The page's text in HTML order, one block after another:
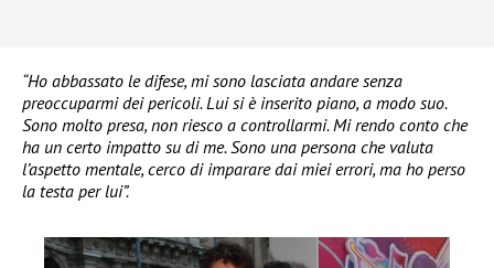
“Ho abbassato le difese, mi sono lasciata andare senza
preoccuparmi dei pericoli. Lui si è inserito piano, a modo suo.
Sono molto presa, non riesco a controllarmi. Mi rendo conto che
ha un certo impatto su di me. Sono una persona che valuta
l’aspetto mentale, cerco di imparare dai miei errori, ma ho perso
la testa per lui”.